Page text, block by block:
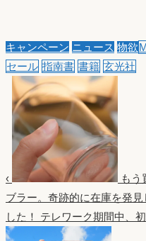
キャンペーン ニュース 物欲
セール 指南書 書籍 玄光社
‹
もう
ブラー。奇跡的に在庫を発
した！
テレワーク期間中、